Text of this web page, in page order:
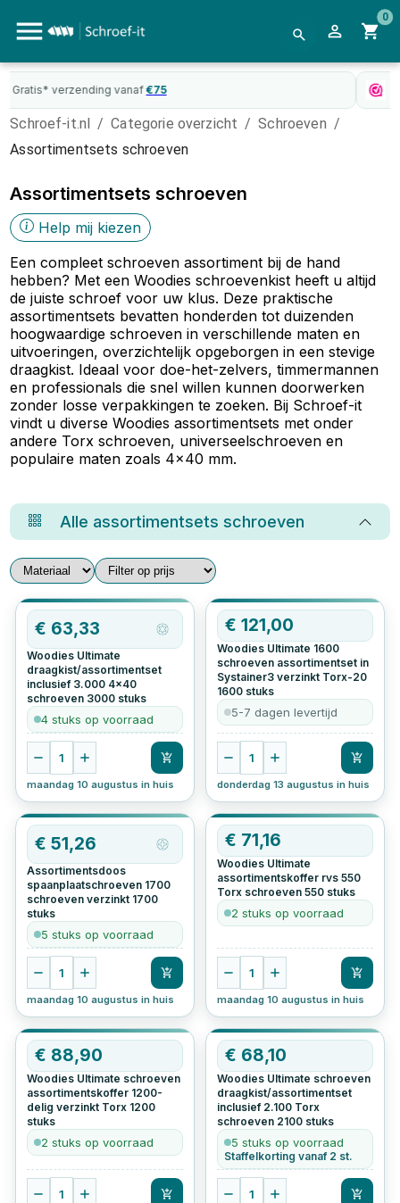
0
WebwinkelKeurgecertificeerd
Schroef-it.nl / Categorie overzicht / Schroeven /
Assortimentsets schroeven
Assortimentsets schroeven
Help mij kiezen
Een compleet schroeven assortiment bij de hand
hebben? Met een Woodies schroevenkist heeft u altijd
de juiste schroef voor uw klus. Deze praktische
assortimentsets bevatten honderden tot duizenden
hoogwaardige schroeven in verschillende maten en
uitvoeringen, overzichtelijk opgeborgen in een stevige
draagkist. Ideaal voor doe-het-zelvers, timmermannen
en professionals die snel willen kunnen doorwerken
zonder losse verpakkingen te zoeken. Bij Schroef-it
vindt u diverse Woodies assortimentsets met onder
andere Torx schroeven, universeelschroeven en
populaire maten zoals 4x40 mm.
Alle assortimentsets schroeven
€ 63,33
Woodies Ultimate
draagkist/assortimentset
inclusief 3.000 4x40
schroeven 3000 stuks
4 stuks op voorraad
1
maandag 10 augustus in huis
€ 121,00
Woodies Ultimate 1600
schroeven assortimentset in
Systainer3 verzinkt Torx-20
1600 stuks
5-7 dagen levertijd
1
donderdag 13 augustus in huis
€51,26
Assortimentsdoos
spaanplaatschroeven 1700
schroeven verzinkt 1700
stuks
5 stuks op voorraad
1
maandag 10 augustus in huis
€ 71,16
Woodies Ultimate
assortimentskoffer rvs 550
Torx schroeven 550 stuks
2 stuks op voorraad
1
maandag 10 augustus in huis
€ 88,90
Woodies Ultimate schroeven
assortimentskoffer 1200-
delig verzinkt Torx 1200
stuks
2 stuks op voorraad
1
€ 68,10
Woodies Ultimate schroeven
draagkist/assortimentset
inclusief 2.100 Torx
schroeven 2100 stuks
5 stuks op voorraad
Staffelkorting vanaf 2 st.
1